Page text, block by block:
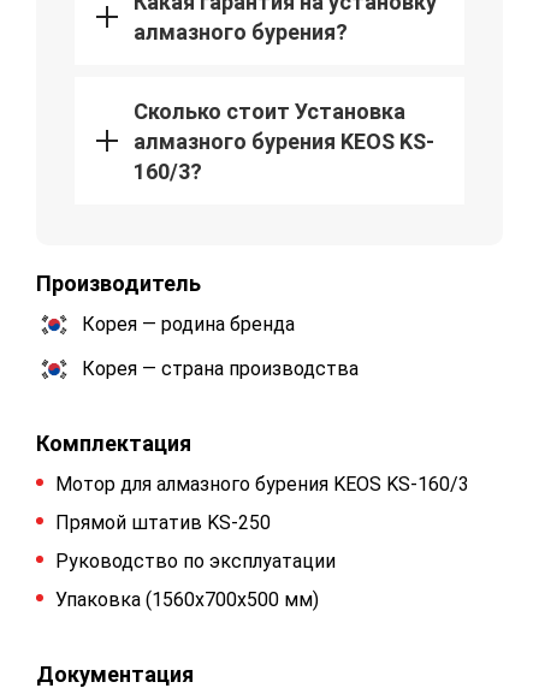
алмазного бурения?
Сколько стоит Установка
алмазного бурения KEOS KS-
160/3?
Производитель
Корея — родина бренда
Корея — страна производства
Комплектация
Мотор для алмазного бурения KEOS KS-160/3
Прямой штатив KS-250
Руководство по эксплуатации
Упаковка (1560х700х500 мм)
Документация